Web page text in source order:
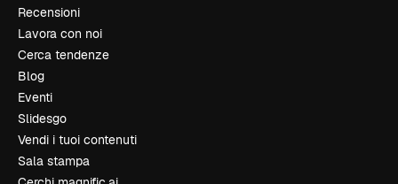
Recensioni
Lavora con noi
Cerca tendenze
Blog
Eventi
Slidesgo
Vendi i tuoi contenuti
Sala stampa